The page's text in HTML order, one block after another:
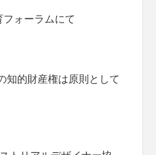
ォーラムにて
知的財産権は原則として